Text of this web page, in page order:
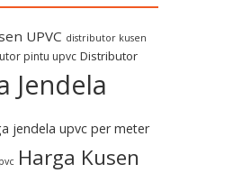
UPVC distributor kusen
pintu upvc Distributor
Jendela
jendela upvc per meter
Harga Kusen